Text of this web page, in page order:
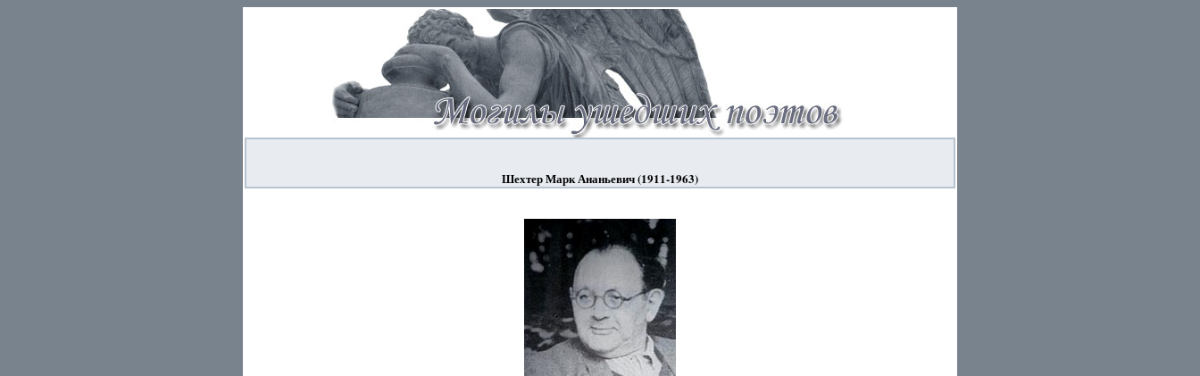
Шехтер Марк Ананьевич (1911-1963)